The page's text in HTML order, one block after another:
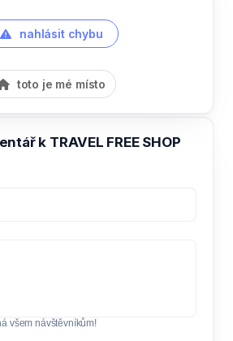
nahlásit chybu
toto je mé místo
k TRAVEL FREE SHOP
všem návštěvníkům!